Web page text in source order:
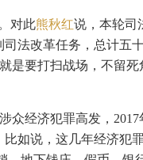
对此熊秋红说，本轮司
法改革任务，总计五
是要打扫战场，不留
经济犯罪高发，
如说，这几年经济犯